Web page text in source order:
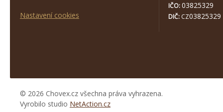
Nastavení cookies
IČO:03825329
DIČ: CZ03825329
© 2026 Chovex.cz všechna práva vyhrazena.
Vyrobilo studio NetAction.cz